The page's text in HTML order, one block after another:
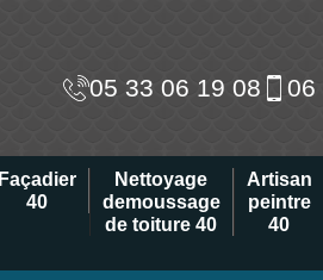
05 33 06 19 08 06
Façadier
40
Nettoyage
demoussage
de toiture 40
Artisan
peintre
40